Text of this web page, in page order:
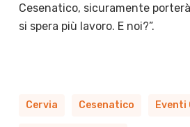
Cesenatico, sicuramente
si spera più lavoro. E noi?”.
Cervia Cesenatico Eventi